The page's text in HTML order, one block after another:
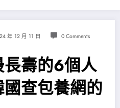
年 12 月 11 日 0 Comments
壽的6個人
查包養網的